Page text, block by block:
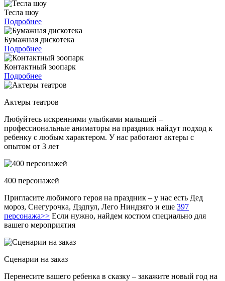
Тесла шоу
Подробнее
Бумажная дискотека
Подробнее
Контактный зоопарк
Подробнее
Актеры театров
Любуйтесь искренними улыбками малышей –
профессиональные аниматоры на праздник найдут подход к
ребенку с любым характером. У нас работают актеры с
опытом от 3 лет
400 персонажей
Пригласите любимого героя на праздник – у нас есть Дед
мороз, Снегурочка, Дэдпул, Лего Ниндзяго и еще 397
персонажа>> Если нужно, найдем костюм специально для
вашего мероприятия
Сценарии на заказ
Перенесите вашего ребенка в сказку – закажите новый год на